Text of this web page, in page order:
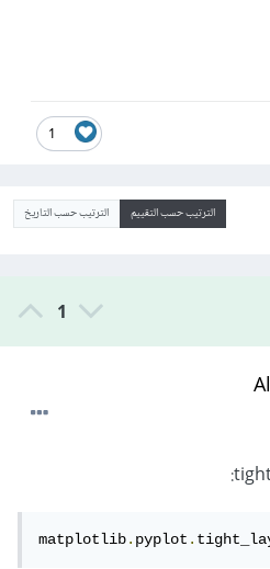
1
الترتيب حسب التقييم الترتيب حسب التاريخ
1
matplotlib.pyplot.